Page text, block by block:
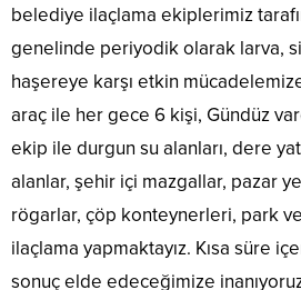
belediye ilaçlama ekiplerimiz
genelinde periyodik olarak larva,
haşereye karşı etkin
araç ile her gece 6 kişi, Gündüz
ekip ile durgun su alanları, dere
alanlar, şehir içi mazgallar, pazar
rögarlar, çöp konteynerleri, park
ilaçlama yapmaktayız. Kısa süre
sonuç elde edeceğimize